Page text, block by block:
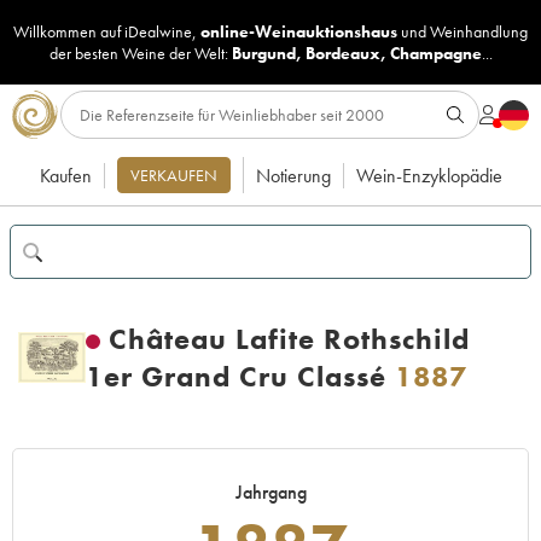
Willkommen auf iDealwine, online-Weinauktionshaus undWeinhandlung
der besten Weine der Welt: Burgund, Bordeaux, Champagne...
Kaufen VERKAUFEN Notierung Wein-Enzyklopädie
Château Lafite Rothschild
1er Grand Cru Classé 1887
Jahrgang